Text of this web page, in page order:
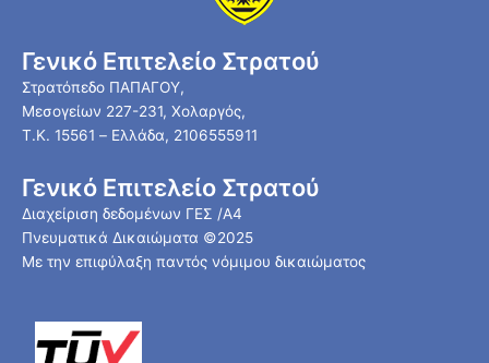
Γενικό Επιτελείο Στρατού
Στρατόπεδο ΠΑΠΑΓΟΥ,
Μεσογείων 227-231, Χολαργός,
Τ.Κ. 15561 – Ελλάδα, 2106555911
Γενικό Επιτελείο Στρατού
Διαχείριση δεδομένων ΓΕΣ /Α4
Πνευματικά Δικαιώματα ©2025
Με την επιφύλαξη παντός νόμιμου δικαιώματος